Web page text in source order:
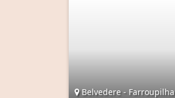
Belvedere - Farroupilha